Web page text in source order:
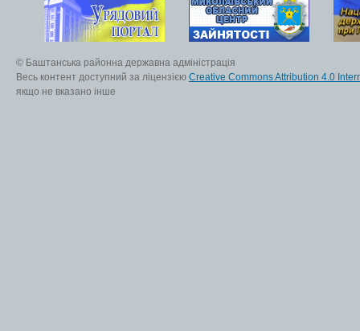
© Баштанська районна державна адміністрація
Весь контент доступний за ліцензією Creative Commons Attribution 4.0
якщо не вказано інше